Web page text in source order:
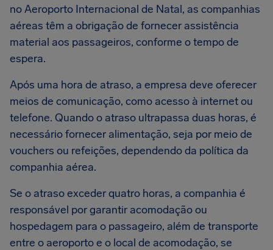
no Aeroporto Internacional de Natal, as companhias
aéreas têm a obrigação de fornecer assistência
material aos passageiros, conforme o tempo de
espera.
Após uma hora de atraso, a empresa deve oferecer
meios de comunicação, como acesso à internet ou
telefone. Quando o atraso ultrapassa duas horas, é
necessário fornecer alimentação, seja por meio de
vouchers ou refeições, dependendo da política da
companhia aérea.
Se o atraso exceder quatro horas, a companhia é
responsável por garantir acomodação ou
hospedagem para o passageiro, além de transporte
entre o aeroporto e o local de acomodação, se